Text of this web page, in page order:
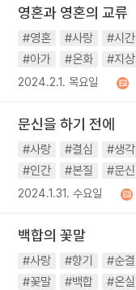
영혼과 영혼의 교류
#영혼 #사랑 #시간
#아가
#온화 #지상
2024.2.1. 목요일
문신을 하기 전에
#사랑 #결심 #생각
#인간
#본질 #문신
2024.1.31. 수요일
백합의 꽃말
#사랑 #향기 #순결
#꽃말
#백합 #온실